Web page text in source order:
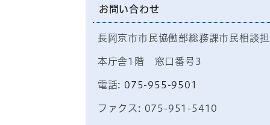
お問い合わせ
長岡京市市民協働部総務課市民相談
本庁舎1階 窓口番号3
電話: 075-955-9501
ファクス: 075-951-5410